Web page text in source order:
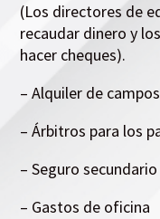
(Los directores de
recaudar dinero y
hacer cheques).
– Alquiler de
– Árbitros para los
– Seguro
– Gastos de oficina